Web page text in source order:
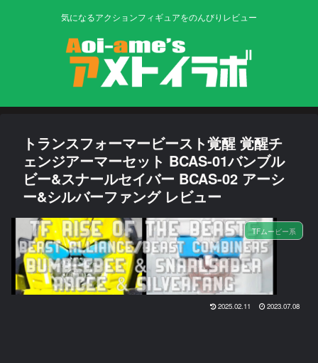
気になるアクションフィギュアをのんびりレビュー
トランスフォーマービースト覚醒 覚醒チ
ェンジアーマーセット BCAS-01バンブル
ビー&スナールセイバー BCAS-02 アーシ
ー&シルバーファング レビュー
TFムービー系
2025.02.11 2023.07.08